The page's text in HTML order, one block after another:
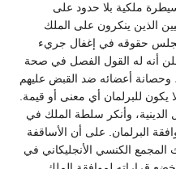
سيطرة ملكية بلا حدود على
الذين ينكرون على الملك
حقوقه في إغفال جريء
أنه له القول الفصل في صحة
وحصانة أعضائه ضد القبض عليهم
يكون للبرلمان أي معنى أو قيمة.
الدينية، وأنكر سلطة الملك في
البرلمان. على أن الأساقفة
المجمع الكنسي الأنجليكاني في